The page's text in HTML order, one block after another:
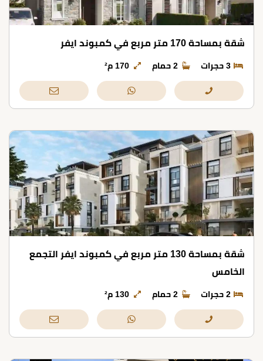
شقة بمساحة 170 متر مربع في كمبوند ايفر
3 حجرات 2 حمام 170 م²
شقة بمساحة 130 متر مربع في كمبوند ايفر التجمع
الخامس
2 حجرات 2 حمام 130 م²